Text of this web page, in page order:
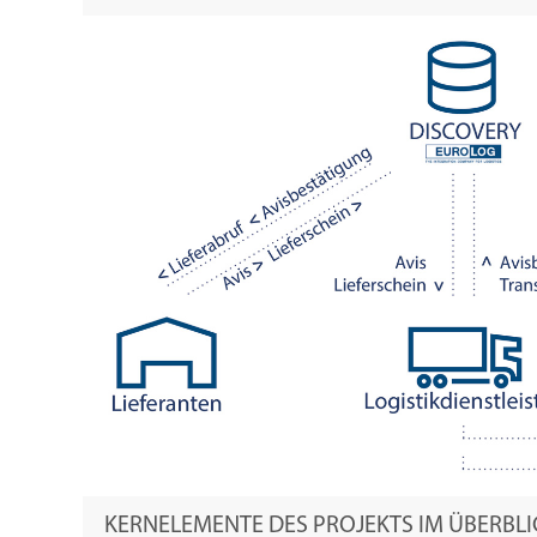
KERNELEMENTE DES PROJEKTS IM